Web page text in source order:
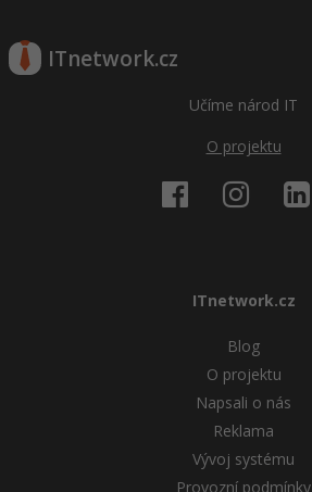
ITnetwork.cz
Učíme národ IT
O projektu
ITnetwork.cz
Blog
O projektu
Napsali o nás
Reklama
Vývoj systému
Provozní podmínky